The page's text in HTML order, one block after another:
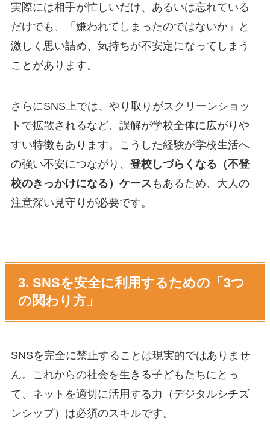
実際には相手が忙しいだけ、あるいは忘れている
だけでも、「嫌われてしまったのではないか」と
激しく思い詰め、気持ちが不安定になってしまう
ことがあります。
さらにSNS上では、やり取りがスクリーンショッ
トで拡散されるなど、誤解が学校全体に広がりや
すい特徴もあります。こうした経験が学校生活へ
の強い不安につながり、 登校しづらくなる（不登
校のきっかけになる）ケース もあるため、大人の
注意深い見守りが必要です。
3. SNSを安全に利用するための「3つ
の関わり方」
SNSを完全に禁止することは現実的ではありませ
ん。これからの社会を生きる子どもたちにとっ
て、ネットを適切に活用する力（デジタルシチズ
ンシップ）は必須のスキルです。